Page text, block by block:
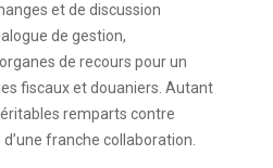
et de discussion
de gestion,
de recours pour un
fiscaux et douaniers. Autant
remparts contre
franche collaboration.